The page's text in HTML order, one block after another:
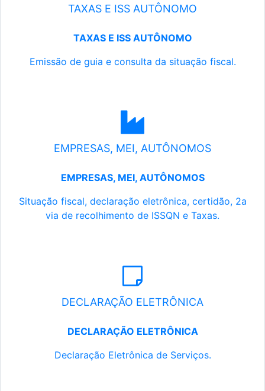
TAXAS E ISS AUTÔNOMO
TAXAS E ISS AUTÔNOMO
Emissão de guia e consulta da situação fiscal.
EMPRESAS, MEI, AUTÔNOMOS
EMPRESAS, MEI, AUTÔNOMOS
Situação fiscal, declaração eletrônica, certidão, 2a
via de recolhimento de ISSQN e Taxas.
DECLARAÇÃO ELETRÔNICA
DECLARAÇÃO ELETRÔNICA
Declaração Eletrônica de Serviços.